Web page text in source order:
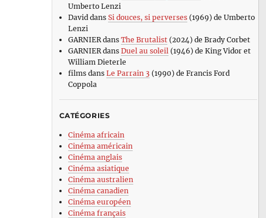
Umberto Lenzi
David dans Si douces, si perverses(1969) de Umberto
Lenzi
GARNIERdans The Brutalist(2024) de Brady Corbet
GARNIERdans Duel au soleil (1946) de King Vidor et
William Dieterle
filmsdans Le Parrain 3 (1990) de Francis Ford
Coppola
CATÉGORIES
Cinéma africain
Cinéma américain
Cinéma anglais
Cinéma asiatique
Cinéma australien
Cinéma canadien
Cinéma européen
Cinéma français